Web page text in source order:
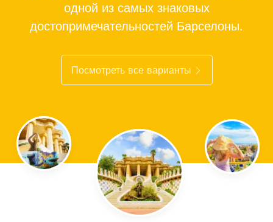
одной из самых знаковых
достопримечательностей Барселоны.
Посмотреть все варианты